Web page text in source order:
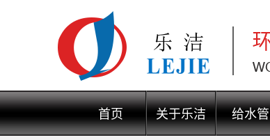
首页 关于乐洁 给水管